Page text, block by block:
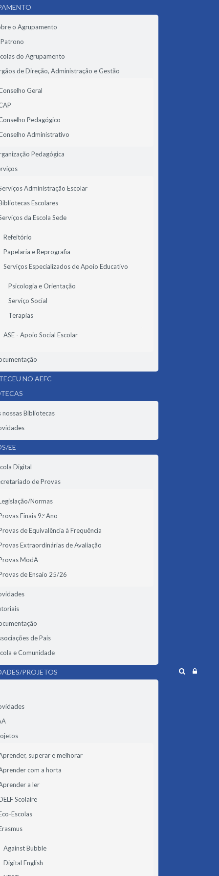
o Agrupamento
do Agrupamento
de Direção, Administração e Gestão
Geral
Pedagógico
Administrativo
Pedagógica
Administração Escolar
Escolares
da Escola Sede
Refeitório
Papelaria e Reprografia
Serviços Especializados de Apoio Educativo
Psicologia e Orientação
Serviço Social
Terapias
ASE - Apoio Social Escolar
NO AEFC
nossas Bibliotecas
EE
Digital
de Provas
Normas
Finais 9.º Ano
de Equivalência à Frequência
Extraordinárias de Avaliação
ModA
de Ensaio 25/26
de Pais
e Comunidade
PROJETOS
superar e melhorar
com a horta
a ler
Scolaire
Escolas
Against Bubble
Digital English